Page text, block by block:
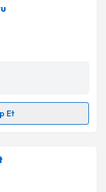
takvimi talebi
almanız için bir
bilgilendireceğiz.
ilişkin
belirtilen
Et
takvimi talebi
almanız için bir
bilgilendireceğiz.